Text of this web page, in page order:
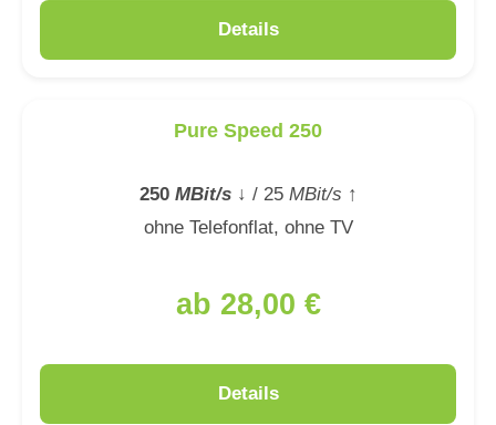
Details
Pure Speed 250
250MBit/s↓ / 25MBit/s ↑
ohne Telefonflat, ohne TV
ab 28,00 €
Details